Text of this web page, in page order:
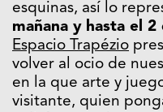
esquinas, así lo
mañana y hasta el
Espacio Trapézio
volver al ocio de
en la que arte y
visitante, quien